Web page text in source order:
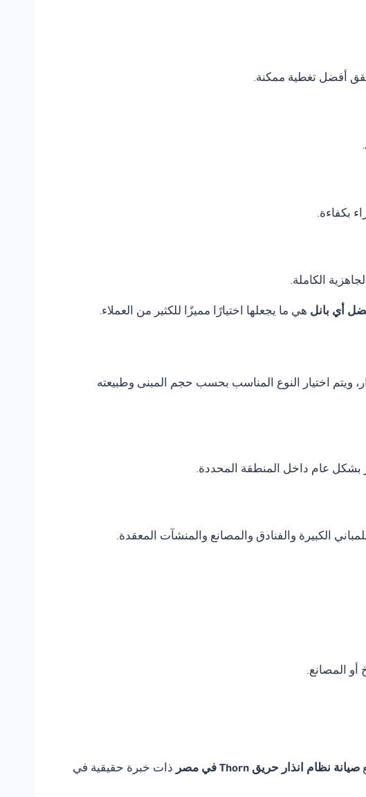
أفضل تغطية ممكنة.
بكفاءة.
الكاملة.
أي بانل هي ما يجعلها اختيارًا مميزًا للكثير من العملاء.
ويتم اختيار النوع المناسب بحسب حجم المبنى وطبيعته
بشكل عام داخل المنطقة المحددة.
الكبيرة والفنادق والمصانع والمنشآت المعقدة.
المصانع.
صيانة نظام انذار حريق Thorn في مصر
ذات خبرة حقيقية في